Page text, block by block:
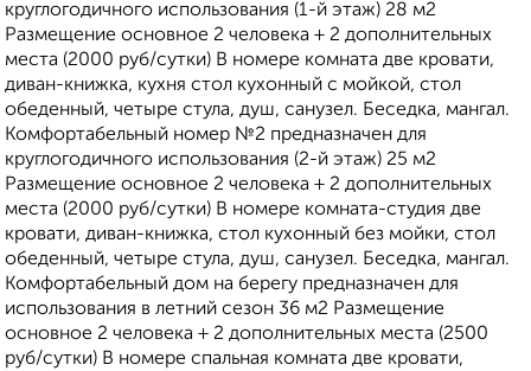
круглогодичного использования (1-й этаж) 28 м2
Размещение основное 2 человека + 2 дополнительных
места (2000 руб/сутки) В номере комната две кровати,
диван-книжка, кухня стол кухонный с мойкой, стол
обеденный, четыре стула, душ, санузел. Беседка, мангал.
Комфортабельный номер №2 предназначен для
круглогодичного использования (2-й этаж) 25 м2
Размещение основное 2 человека + 2 дополнительных
места (2000 руб/сутки) В номере комната-студия две
кровати, диван-книжка, стол кухонный без мойки, стол
обеденный, четыре стула, душ, санузел. Беседка, мангал.
Комфортабельный дом на берегу предназначен для
использования в летний сезон 36 м2 Размещение
основное 2 человека + 2 дополнительных места (2500
руб/сутки) В номере спальная комната две кровати,